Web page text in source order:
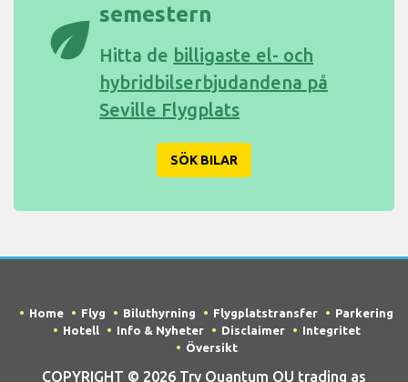
eco semestern
Hitta de billigaste el- och
hybridbilserbjudandena på
Seville Flygplats
SÖK BILAR
Home Flyg Biluthyrning Flygplatstransfer
Parkering
Hotell
Info & Nyheter Disclaimer
Integritet
Översikt
COPYRIGHT © 2026 Try Quantum OU trading as